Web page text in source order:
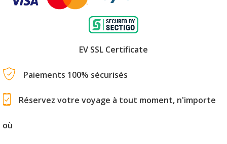
EV SSL Certificate
Paiements 100% sécurisés
Réservez votre voyage à tout moment, n'importe
où